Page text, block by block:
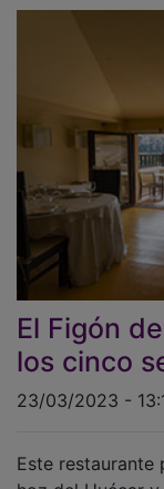
El Figón
los cinco
hoz del Huécar